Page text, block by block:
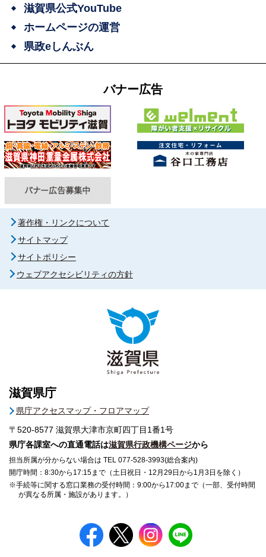
滋賀県公式YouTube
ホームページの運営
県政eしんぶん
バナー広告
著作権・リンクについて
サイトマップ
サイトポリシー
ウェブアクセシビリティの方針
滋賀県庁
県庁アクセスマップ・フロアマップ
〒520-8577 滋賀県大津市京町四丁目1番1号
県庁各課室への直通電話は滋賀県行政機構ページから
担当所属が分からない場合は TEL 077-528-3993(総合案内)
開庁時間：8:30から17:15まで（土日祝日・12月29日から1月3日を除く）
※手続等に関する窓口業務の受付時間：9:00から17:00まで（一部、受付時間
が異なる所属・施設があります。）